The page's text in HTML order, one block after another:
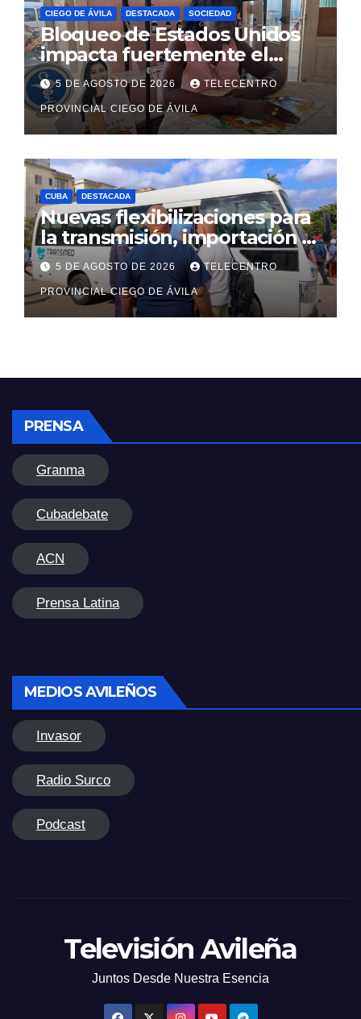
CIEGO DE ÁVILA DESTACADA SOCIEDAD
Bloqueo de Estados Unidos
impacta fuertemente el
acceso a medicamentos
esenciales
5 DE AGOSTO DE 2026 TELECENTRO
PROVINCIAL CIEGO DE ÁVILA
CUBA DESTACADA
Nuevas flexibilizaciones para
la transmisión, importación y
comercialización de
vehículos en Cuba
5 DE AGOSTO DE 2026 TELECENTRO
PROVINCIAL CIEGO DE ÁVILA
PRENSA
Granma
Cubadebate
ACN
Prensa Latina
MEDIOS AVILEÑOS
Invasor
Radio Surco
Podcast
Televisión Avileña
Juntos Desde Nuestra Esencia